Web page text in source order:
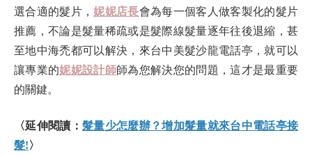
選合適的髮片，妮妮店長會為每一個客人做客製化的髮片
推薦，不論是髮量稀疏或是髮際線髮量逐年往後退縮，甚
至地中海禿都可以解決，來台中美髮沙龍電話亭，就可以
讓專業的妮妮設計師師為您解決您的問題，這才是最重要
的關鍵。
〈延伸閱讀： 髮量少怎麼辦？增加髮量就來台中電話亭接
髮!〉